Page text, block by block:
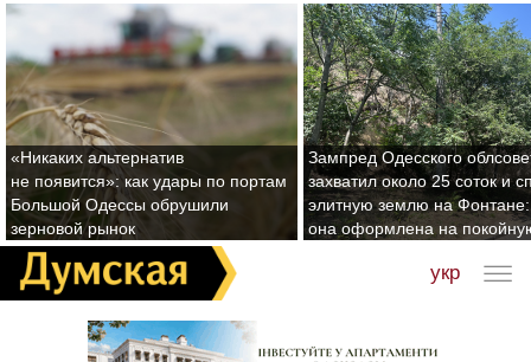
«Никаких альтернатив
не появится»: как удары по портам
Большой Одессы обрушили
зерновой рынок
Зампред Одесского
захватил около 25 соток и
элитную землю на Фонтане:
она оформлена на
укр